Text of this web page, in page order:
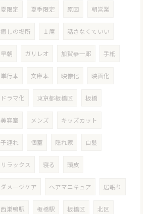
夏限定 夏季限定 原因 朝営業
癒しの場所 １席 話さなくていい
早朝 ガリレオ 加賀恭一郎 手紙
単行本 文庫本 映像化 映画化
ドラマ化 東京都板橋区 板橋
美容室 メンズ キッズカット
子連れ 個室 隠れ家 白髪
リラックス 寝る 頭皮
ダメージケア ヘアマニキュア 居眠り
西巣鴨駅 板橋駅 板橋区 北区